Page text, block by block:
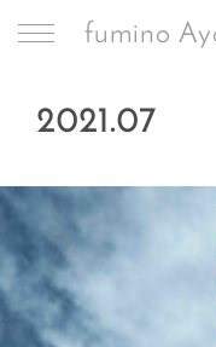
fumino
2021.07